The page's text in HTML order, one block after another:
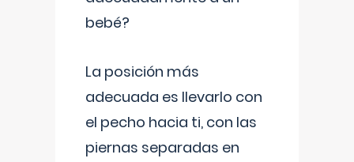
bebé?
La posición más
adecuada es llevarlo con
el pecho hacia ti, con las
piernas separadas en